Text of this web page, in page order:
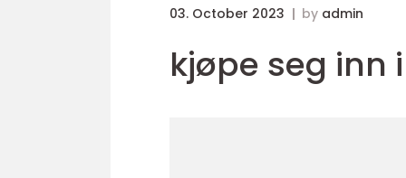
03. October 2023 by admin
kjøpe seg inn